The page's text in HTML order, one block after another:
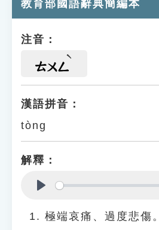
教育部國語辭典簡編本
注音：
ㄊㄨㄥ
漢語拼音：
tòng
解釋：
極端哀痛、過度悲傷。